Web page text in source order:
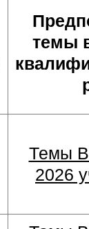
темы
Темы
2026